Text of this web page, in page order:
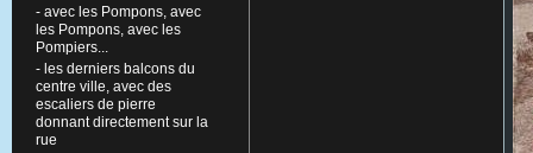
- avec les Pompons, avec
les Pompons, avec les
Pompiers...
- les derniers balcons du
centre ville, avec des
escaliers de pierre
donnant directement sur la
rue